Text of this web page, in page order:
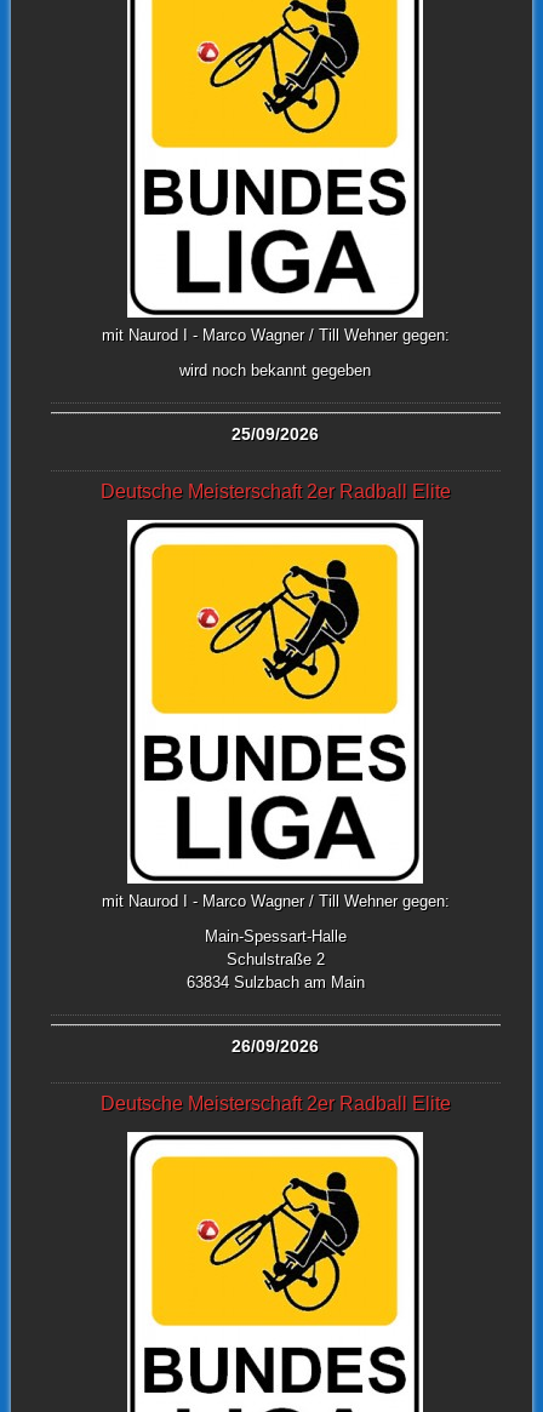
mit Naurod I - Marco Wagner / Till Wehner gegen:
wird noch bekannt gegeben
25/09/2026
Deutsche Meisterschaft 2er Radball Elite
mit Naurod I - Marco Wagner / Till Wehner gegen:
Main-Spessart-Halle
Schulstraße 2
63834 Sulzbach am Main
26/09/2026
Deutsche Meisterschaft 2er Radball Elite